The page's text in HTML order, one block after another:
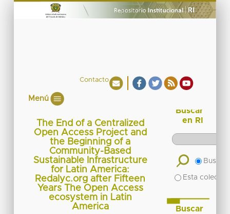
Contacto
Menú
The End of a Centralized
Open Access Project and
the Beginning of a
Community-Based
Sustainable Infrastructure
for Latin America:
Redalyc.org after Fifteen
Years The Open Access
ecosystem in Latin
America
Buscar
en RI
Buscar
Esta
Buscar